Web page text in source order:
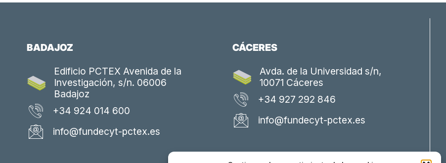
BADAJOZ
Edificio PCTEX Avenida de la
Investigación, s/n. 06006
Badajoz
+34 924 014 600
info@fundecyt-pctex.es
CÁCERES
Avda. de la Universidad s/n,
10071 Cáceres
+34 927 292 846
info@fundecyt-pctex.es